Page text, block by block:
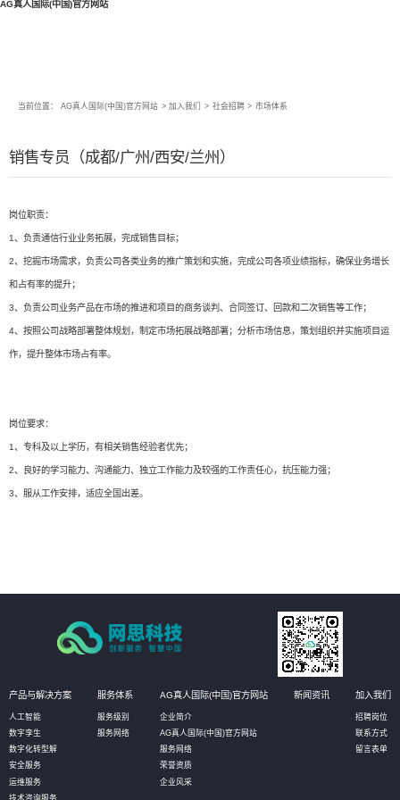
AG真人国际(中国)官方网站
当前位置： AG真人国际(中国)官方网站 > 加入我们 > 社会招聘 > 市场体系
销售专员（成都/广州/西安/兰州）
岗位职责：
1、负责通信行业业务拓展，完成销售目标；
2、挖掘市场需求，负责公司各类业务的推广策划和实施，完成公司各项业绩指标，确保业务增长
和占有率的提升；
3、负责公司业务产品在市场的推进和项目的商务谈判、合同签订、回款和二次销售等工作；
4、按照公司战略部署整体规划，制定市场拓展战略部署；分析市场信息，策划组织并实施项目运
作，提升整体市场占有率。
岗位要求：
1、专科及以上学历，有相关销售经验者优先；
2、良好的学习能力、沟通能力、独立工作能力及较强的工作责任心，抗压能力强；
3、服从工作安排，适应全国出差。
产品与解决方案
人工智能
数字孪生
数字化转型解
安全服务
运维服务
技术咨询服务
服务体系
服务级别
服务网络
AG真人国际(中国)官方网站
企业简介
AG真人国际(中国)官方网站
服务网络
荣誉资质
企业风采
新闻资讯 加入我们
招聘岗位
联系方式
留言表单